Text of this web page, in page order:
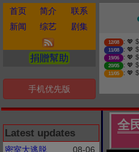
首页 简介
联系
新闻
综艺 剧集
捐贈幫助
手机优先版
12/08 : 💖
11/08 : 💖
19/06 : 💖
20/05 : 💖
11/05 : 💖
Latest updates
密室大逃脱
08-06
全